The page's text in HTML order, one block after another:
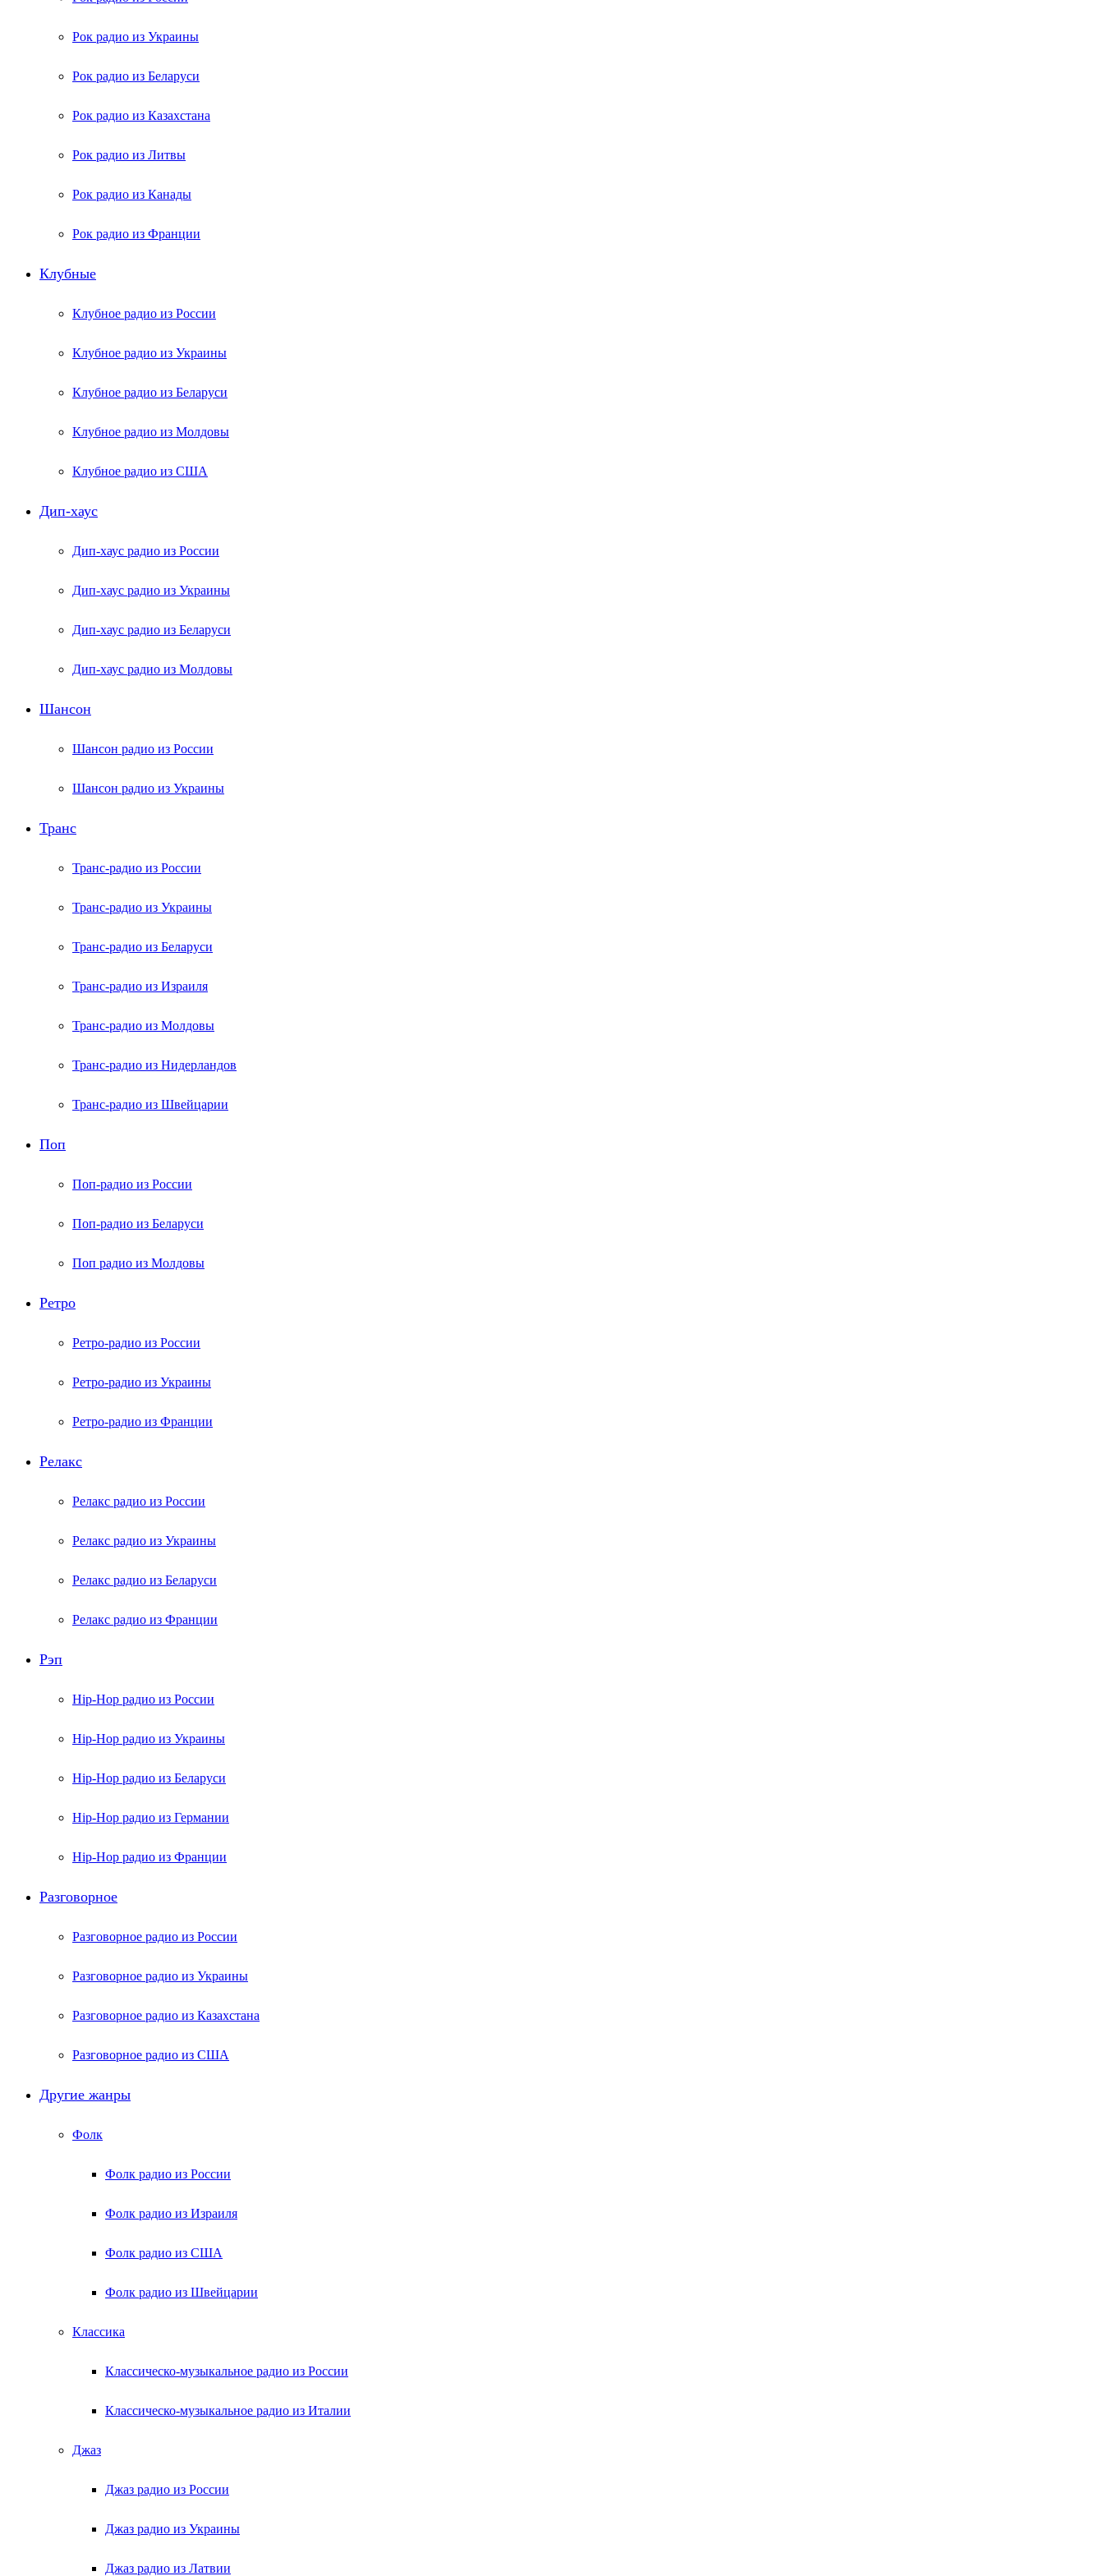
Рок радио из Украины
Рок радио из Беларуси
Рок радио из Казахстана
Рок радио из Литвы
Рок радио из Канады
Рок радио из Франции
Клубные
Клубное радио из России
Клубное радио из Украины
Клубное радио из Беларуси
Клубное радио из Молдовы
Клубное радио из США
Дип-хаус
Дип-хаус радио из России
Дип-хаус радио из Украины
Дип-хаус радио из Беларуси
Дип-хаус радио из Молдовы
Шансон
Шансон радио из России
Шансон радио из Украины
Транс
Транс-радио из России
Транс-радио из Украины
Транс-радио из Беларуси
Транс-радио из Израиля
Транс-радио из Молдовы
Транс-радио из Нидерландов
Транс-радио из Швейцарии
Поп
Поп-радио из России
Поп-радио из Беларуси
Поп радио из Молдовы
Ретро
Ретро-радио из России
Ретро-радио из Украины
Ретро-радио из Франции
Релакс
Релакс радио из России
Релакс радио из Украины
Релакс радио из Беларуси
Релакс радио из Франции
Рэп
Hip-Hop радио из России
Hip-Hop радио из Украины
Hip-Hop радио из Беларуси
Hip-Hop радио из Германии
Hip-Hop радио из Франции
Разговорное
Разговорное радио из России
Разговорное радио из Украины
Разговорное радио из Казахстана
Разговорное радио из США
Другие жанры
Фолк
Фолк радио из России
Фолк радио из Израиля
Фолк радио из США
Фолк радио из Швейцарии
Классика
Классическо-музыкальное радио из России
Классическо-музыкальное радио из Италии
Джаз
Джаз радио из России
Джаз радио из Украины
Джаз радио из Латвии